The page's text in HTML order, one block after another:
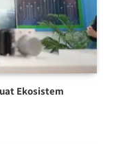
Ekosistem